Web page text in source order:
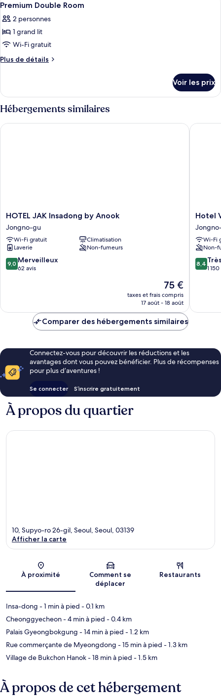
Double
Room
de
Deluxe
Double
toutes
les
photos
pour
ce
chambre :
Premium
Double
Room
17
Premium Double Room
2 personnes
1 grand lit
Wi-Fi gratuit
Plus de détails
Plus
le
type
de
chambre
Premium
Voir les prix
Hébergements similaires
HOTEL
JAK
Insadong
by
Anook
Jongno-
gu
HOTEL JAK Insadong by Anook
Jongno-gu
Wi-Fi gratuit
Climatisation
Laverie
Non-fumeurs
9.0
sur
9,0 Merveilleux
62 avis
Le
nouveau
prix
de
75 €
taxes et frais compris
17 août - 18 août
HOTEL JAK Insadong by Anook
Hotel
Venue
G
Jongno-
gu
Hotel
Wi-Fi
Non-
8.4
sur
8,4
1
Hotel
Comparer des hébergements similaires
Connectez-vous pour découvrir les réductions et les
avantages dont vous pouvez bénéficier. Plus de récompenses
pour plus d’aventures !
Se connecter S’inscrire gratuitement
À propos du quartier
Carte
10, Supyo-ro 26-gil, Seoul, Seoul, 03139
Afficher la carte
À proximité
Comment se
déplacer
Restaurants
Insa-dong - 1 min à pied - 0.1 km
Cheonggyecheon- 4 min à pied - 0.4 km
Palais Gyeongbokgung - 14 min à pied - 1.2 km
Rue commerçante de Myeongdong - 15 min à pied - 1.3 km
Village de Bukchon Hanok- 18 min à pied - 1.5 km
À propos de cet hébergement